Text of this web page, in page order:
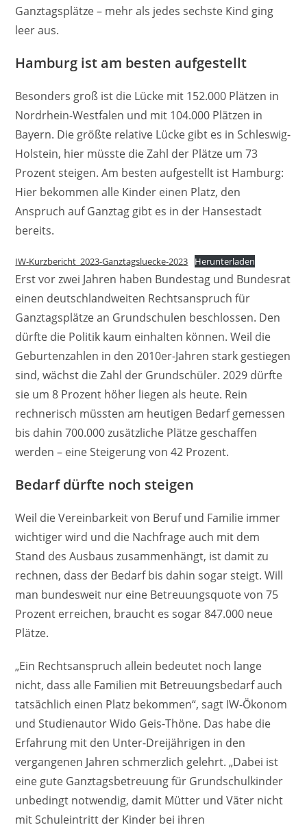
Ganztagsplätze – mehr als jedes sechste Kind ging
leer aus.
Hamburg ist am besten aufgestellt
Besonders groß ist die Lücke mit 152.000 Plätzen in
Nordrhein-Westfalen und mit 104.000 Plätzen in
Bayern. Die größte relative Lücke gibt es in Schleswig-
Holstein, hier müsste die Zahl der Plätze um 73
Prozent steigen. Am besten aufgestellt ist Hamburg:
Hier bekommen alle Kinder einen Platz, den
Anspruch auf Ganztag gibt es in der Hansestadt
bereits.
IW-Kurzbericht_2023-Ganztagsluecke-2023 Herunterladen
Erst vor zwei Jahren haben Bundestag und Bundesrat
einen deutschlandweiten Rechtsanspruch für
Ganztagsplätze an Grundschulen beschlossen. Den
dürfte die Politik kaum einhalten können. Weil die
Geburtenzahlen in den 2010er-Jahren stark gestiegen
sind, wächst die Zahl der Grundschüler. 2029 dürfte
sie um 8 Prozent höher liegen als heute. Rein
rechnerisch müssten am heutigen Bedarf gemessen
bis dahin 700.000 zusätzliche Plätze geschaffen
werden – eine Steigerung von 42 Prozent.
Bedarf dürfte noch steigen
Weil die Vereinbarkeit von Beruf und Familie immer
wichtiger wird und die Nachfrage auch mit dem
Stand des Ausbaus zusammenhängt, ist damit zu
rechnen, dass der Bedarf bis dahin sogar steigt. Will
man bundesweit nur eine Betreuungsquote von 75
Prozent erreichen, braucht es sogar 847.000 neue
Plätze.
„Ein Rechtsanspruch allein bedeutet noch lange
nicht, dass alle Familien mit Betreuungsbedarf auch
tatsächlich einen Platz bekommen“, sagt IW-Ökonom
und Studienautor Wido Geis-Thöne. Das habe die
Erfahrung mit den Unter-Dreijährigen in den
vergangenen Jahren schmerzlich gelehrt. „Dabei ist
eine gute Ganztagsbetreuung für Grundschulkinder
unbedingt notwendig, damit Mütter und Väter nicht
mit Schuleintritt der Kinder bei ihren